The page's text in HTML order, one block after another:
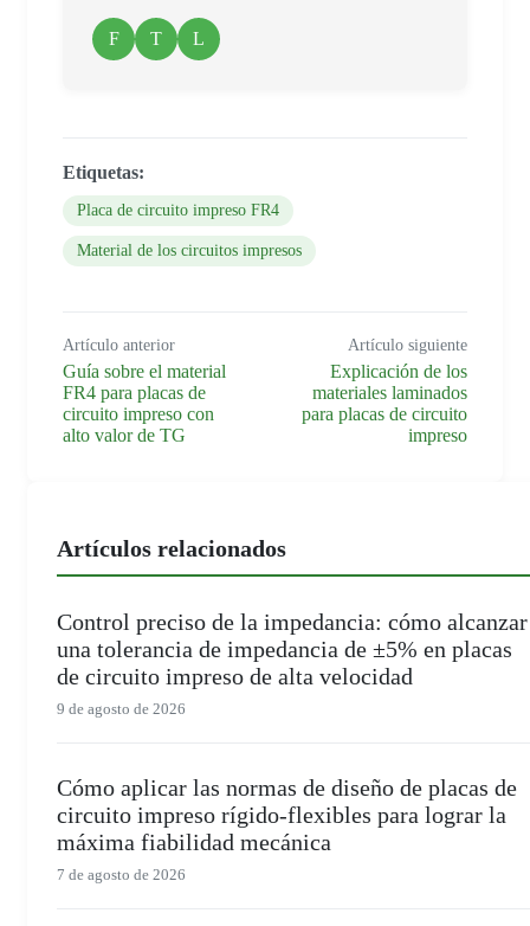
F T L
Etiquetas:
Placa de circuito impreso FR4
Material de los circuitos impresos
Artículo anterior
Guía sobre el material
FR4 para placas de
circuito impreso con
alto valor de TG
Artículo siguiente
Explicación de los
materiales laminados
para placas de circuito
impreso
Artículos relacionados
Control preciso de la impedancia: cómo alcanzar
una tolerancia de impedancia de ±5% en placas
de circuito impreso de alta velocidad
9 de agosto de 2026
Cómo aplicar las normas de diseño de placas de
circuito impreso rígido-flexibles para lograr la
máxima fiabilidad mecánica
7 de agosto de 2026